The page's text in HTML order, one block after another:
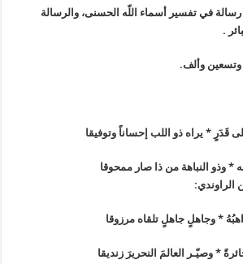
في تفسير أسماء اللّه الحسنى، والرسالة
.
وتسعين وألف.
قَدَرٍ * يراه ذو اللب إحساناً وتوفيقا
* وذو النباهة من ذا صار ممحوقا
* وجاهلٍ جاهلٍ تلقاه مرزوقا
* وصيّـر العالمَ النحريرَ زنديقا